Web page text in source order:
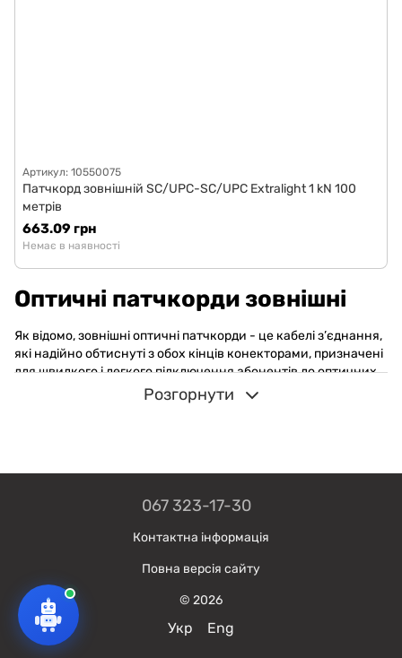
Артикул: 10550075
Патчкорд зовнішній SC/UPC-SC/UPC Extralight 1 kN 100
метрів
663.09 грн
Немає в наявності
Оптичні патчкорди зовнішні
Як відомо, зовнішні оптичні патчкорди - це кабелі з’єднання,
які надійно обтиснуті з обох кінців конекторами, призначені
для швидкого і легкого підключення абонентів до оптичних
мереж (PON, FTTH та інші).
Для чого використовують
Основне призначення зовнішніх патчкордів - створення
від звичайних патчкордів, цей тип оптоволоконних кабелів
призначений для зовнішніх і внутрішніх інсталяцій.
Діелектрична конструкція дозволяє підвішувати кабель на
опорах ліній електропедеачі .
Розгорнути
067 323-17-30
Контактна інформація
Повна версія сайту
© 2026
Укр Eng